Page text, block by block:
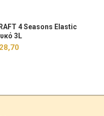
4 Seasons Elastic Λευκό 3L
ΣΤΟ ΚΑΛΆΘΙ
4 Seasons Elastic
3L
28,70